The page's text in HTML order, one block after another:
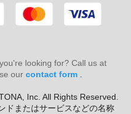
looking for? Call us at
our contact form.
Inc. All Rights Reserved.
ドまたはサービスなどの名称